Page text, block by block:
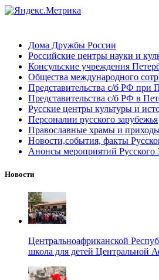
Дома Дружбы России
Российские центры науки и
Консульские учреждения
Общества международного
Представительства с/б РФ при
Представительства с/б РФ в
Русские центры культуры и
Персоналии русского зарубежья
Православные храмы и приходы
Новости,события, факты
Анонсы мероприятий Русского
Новости
Центральноафриканской
школа для детей Центральной